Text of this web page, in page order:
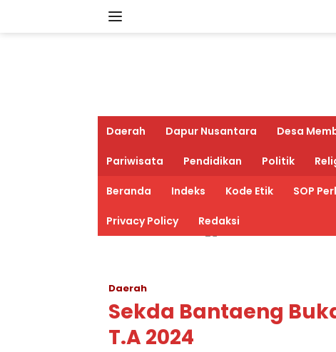
Daerah Dapur Nusantara Desa
Pariwisata Pendidikan Politik
Beranda Indeks Kode Etik SOP
Privacy Policy Redaksi
Daerah
Sekda Bantaeng
T.A 2024